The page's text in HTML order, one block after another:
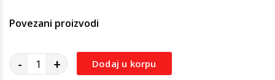
Povezani proizvodi
- + Dodaj u korpu